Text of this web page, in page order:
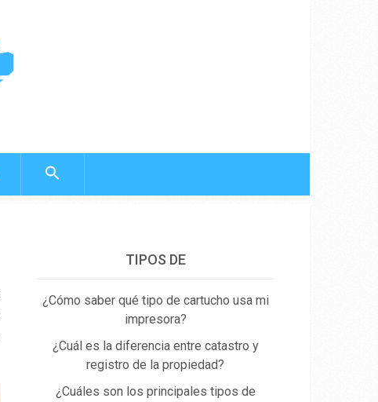
TIPOS DE
¿Cómo saber qué tipo de cartucho usa mi
impresora?
¿Cuál es la diferencia entre catastro y
registro de la propiedad​?
¿Cuáles son los principales tipos de